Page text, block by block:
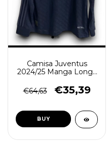
Camisa Juventus
2024/25 Manga Longa
Marinho
€64,63 €35,39
BUY